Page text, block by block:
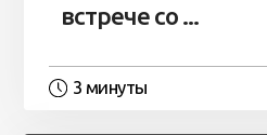
встрече со ...
3 минуты